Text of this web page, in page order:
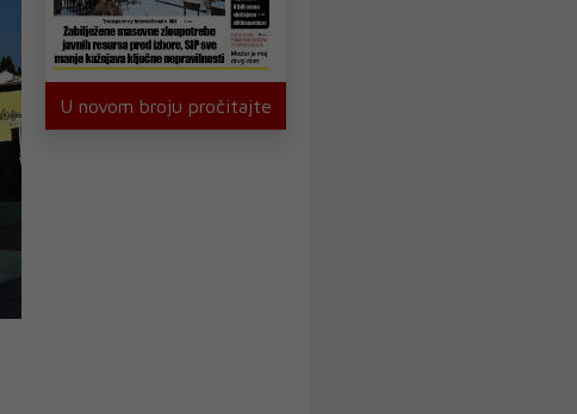
U novom broju pročitajte